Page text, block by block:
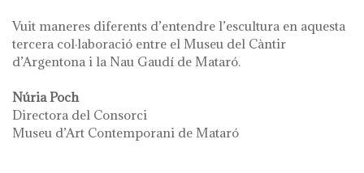
Vuit maneres diferents d’entendre l’escultura en aquesta
tercera col·laboració entre el Museu del Càntir
d’Argentona i la Nau Gaudí de Mataró.
Núria Poch
Directora del Consorci
Museu d’Art Contemporani de Mataró